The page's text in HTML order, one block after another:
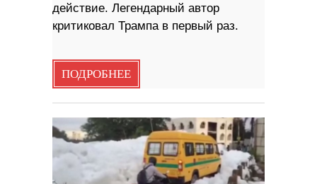
действие. Легендарный автор
критиковал Трампа в первый раз.
ПОДРОБНЕЕ